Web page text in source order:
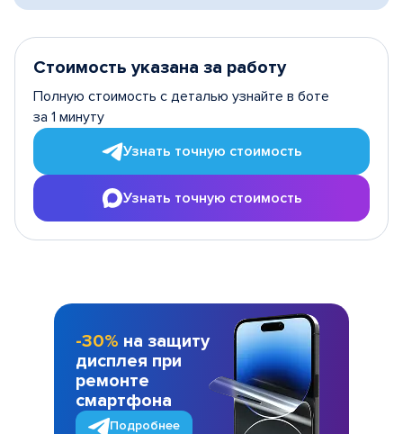
Стоимость указана за работу
Полную стоимость с деталью узнайте в боте
за 1 минуту
Узнать точную стоимость
Узнать точную стоимость
-30% на защиту
дисплея при
ремонте
смартфона
Подробнее